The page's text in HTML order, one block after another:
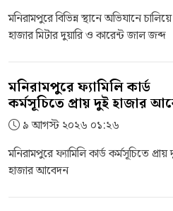
মনিরামপুরে বিভিন্ন স্থানে অভিযানে
হাজার মিটার দুয়ারি ও কারেন্ট জাল জব্দ
মনিরামপুরে ফ্যামিলি কার্ড
কর্মসূচিতে প্রায় দুই হাজার
৯ আগস্ট ২০২৬ ০১:২৬
মনিরামপুরে ফ্যামিলি কার্ড কর্মসূচিতে প্রায়
হাজার আবেদন